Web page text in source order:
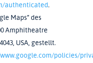
authenticated.
Maps“ des
Amphitheatre
USA, gestellt.
policies/